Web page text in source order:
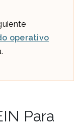
operativo
Para